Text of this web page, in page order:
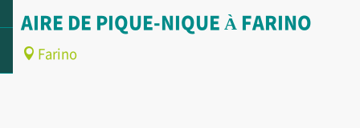
AIRE DE PIQUE-NIQUE À FARINO
Farino